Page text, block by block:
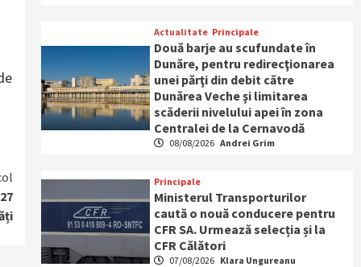
Actualitate Principale
Două barje au scufundate în
Dunăre, pentru redirecţionarea
unei părţi din debit către
Dunărea Veche şi limitarea
scăderii nivelului apei în zona
Centralei de la Cernavodă
08/08/2026 Andrei Grim
Principale
Ministerul Transporturilor
caută o nouă conducere pentru
CFR SA. Urmează selecția și la
CFR Călători
07/08/2026 Klara Ungureanu